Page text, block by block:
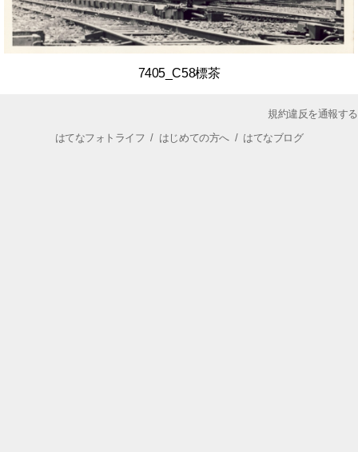
7405_C58標茶
規約違反を通報する
はてなフォトライフ / はじめての方へ/ はてなブログ